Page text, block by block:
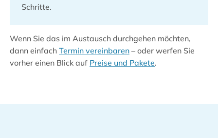
Schritte.
Wenn Sie das im Austausch durchgehen möchten,
dann einfach Termin vereinbaren – oder werfen Sie
vorher einen Blick auf Preise und Pakete.